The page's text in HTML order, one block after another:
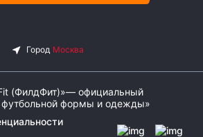
(ФилдФит)»— официальный
футбольной формы и одежды»